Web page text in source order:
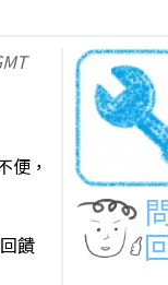
便，
饋